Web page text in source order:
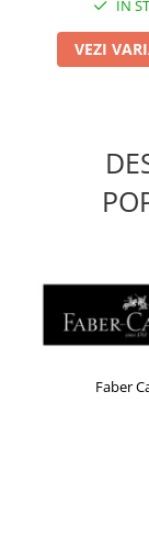
Table magnetice
Electronice si
Gadgeturi mobile
Baterii si
Cabluri si
Ceasuri smart -
Baterii externe -
IN
VEZI
Faber